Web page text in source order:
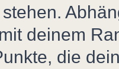
deinem
die